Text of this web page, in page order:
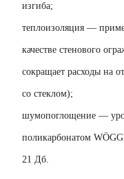
изгиба;
теплоизоляция —
качестве стенового
сокращает расходы на
со стеклом);
шумопоглощение —
поликарбонатом
21 Дб.